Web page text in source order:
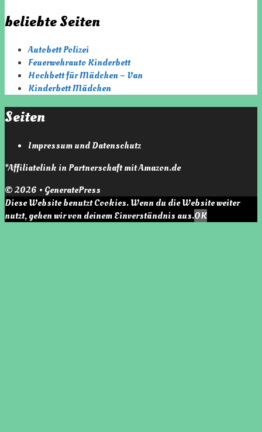
beliebte Seiten
Autobett Polizei
Feuerwehrauto Kinderbett
Hochbett für Mädchen – Van
Kinderbett Mädchen
Seiten
Impressum und Datenschutz
*Affiliatelink in Partnerschaft mit Amazon.de
© 2026 • GeneratePress
Diese Website benutzt Cookies. Wenn du die Website weiter
nutzt, gehen wir von deinem Einverständnis aus.OK